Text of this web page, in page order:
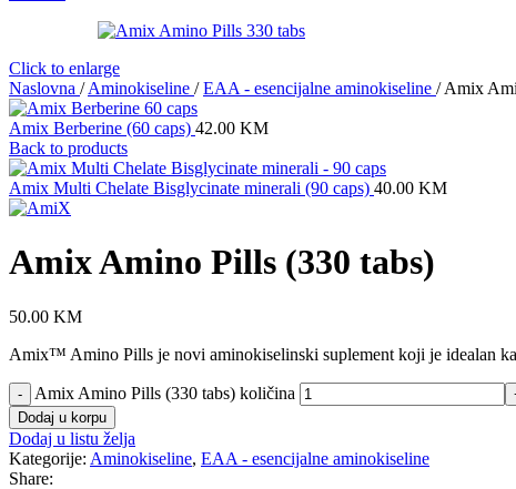
Click to enlarge
Naslovna / Aminokiseline / EAA - esencijalne aminokiseline / Amix
Amix Berberine (60 caps) 42.00 KM
Back to products
Amix Multi Chelate Bisglycinate minerali (90 caps) 40.00 KM
Amix Amino Pills (330 tabs)
50.00 KM
Amix™ Amino Pills je novi aminokiselinski suplement koji je idealan
- Amix Amino Pills (330 tabs) količina
Dodaj u korpu
Dodaj u listu želja
Kategorije: Aminokiseline, EAA - esencijalne aminokiseline
Share: